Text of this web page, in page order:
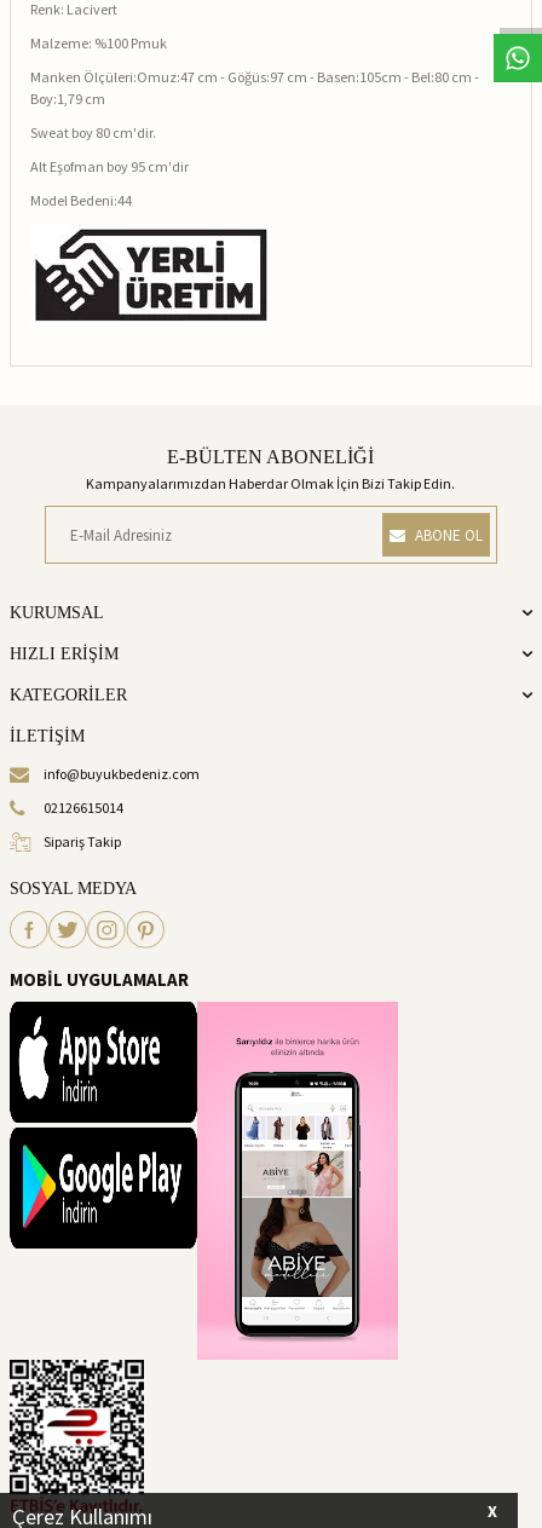
X
Çerez Kullanımı
Renk: Lacivert
Malzeme: %100 Pmuk
Manken Ölçüleri:Omuz:47 cm - Göğüs:97 cm - Basen:105cm - Bel:80 cm -
Boy:1,79 cm
Sweat boy 80 cm'dir.
Alt Eşofman boy 95 cm'dir
Model Bedeni:44
E-BÜLTEN ABONELİĞİ
Kampanyalarımızdan Haberdar Olmak İçin Bizi Takip Edin.
ABONE OL
KURUMSAL
HIZLI ERİŞİM
KATEGORİLER
İLETİŞİM
info@buyukbedeniz.com
02126615014
Sipariş Takip
SOSYAL MEDYA
MOBİL UYGULAMALAR